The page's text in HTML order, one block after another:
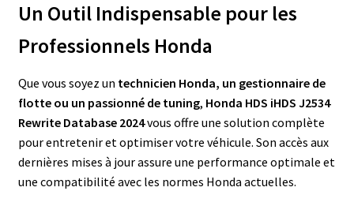
Un Outil Indispensable pour les
Professionnels Honda
Que vous soyez un technicien Honda, un gestionnaire de
flotte ou un passionné de tuning, Honda HDS iHDS J2534
Rewrite Database 2024vous offre une solution complète
pour entretenir et optimiser votre véhicule. Son accès aux
dernières mises à jour assure une performance optimale et
une compatibilité avec les normes Honda actuelles.